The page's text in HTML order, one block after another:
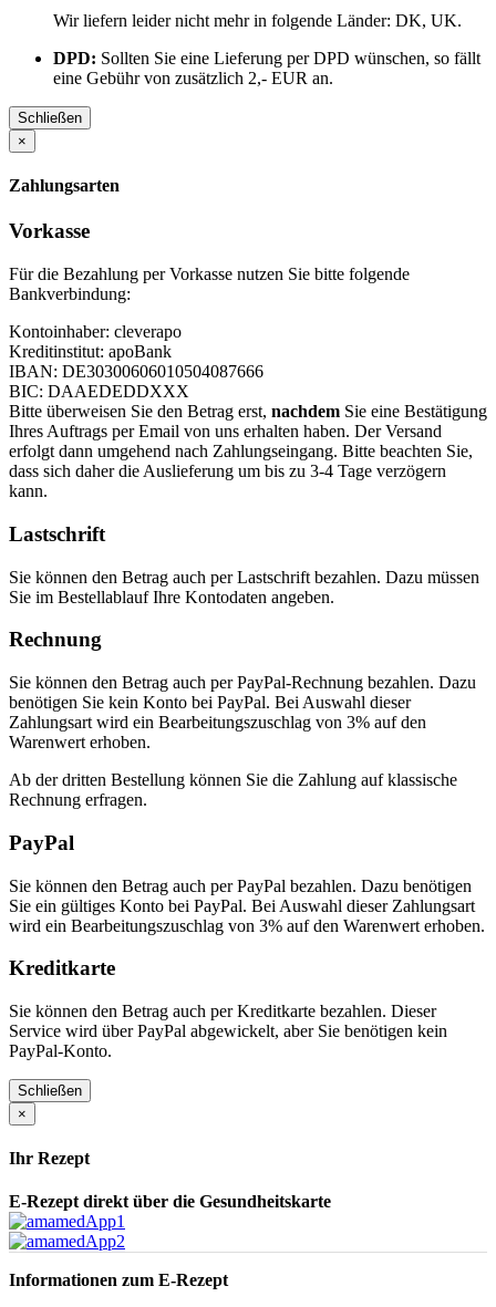
Wir liefern leider nicht mehr in folgende Länder: DK, UK.
DPD: Sollten Sie eine Lieferung per DPD wünschen, so fällt
eine Gebühr von zusätzlich 2,- EUR an.
Schließen
×
Zahlungsarten
Vorkasse
Für die Bezahlung per Vorkasse nutzen Sie bitte folgende
Bankverbindung:
Kontoinhaber: cleverapo
Kreditinstitut: apoBank
IBAN: DE30300606010504087666
BIC: DAAEDEDDXXX
Bitte überweisen Sie den Betrag erst, nachdem Sie eine Bestätigung
Ihres Auftrags per Email von uns erhalten haben. Der Versand
erfolgt dann umgehend nach Zahlungseingang. Bitte beachten Sie,
dass sich daher die Auslieferung um bis zu 3-4 Tage verzögern
kann.
Lastschrift
Sie können den Betrag auch per Lastschrift bezahlen. Dazu müssen
Sie im Bestellablauf Ihre Kontodaten angeben.
Rechnung
Sie können den Betrag auch per PayPal-Rechnung bezahlen. Dazu
benötigen Sie kein Konto bei PayPal. Bei Auswahl dieser
Zahlungsart wird ein Bearbeitungszuschlag von 3% auf den
Warenwert erhoben.
Ab der dritten Bestellung können Sie die Zahlung auf klassische
Rechnung erfragen.
PayPal
Sie können den Betrag auch per PayPal bezahlen. Dazu benötigen
Sie ein gültiges Konto bei PayPal. Bei Auswahl dieser Zahlungsart
wird ein Bearbeitungszuschlag von 3% auf den Warenwert erhoben.
Kreditkarte
Sie können den Betrag auch per Kreditkarte bezahlen. Dieser
Service wird über PayPal abgewickelt, aber Sie benötigen kein
PayPal-Konto.
Schließen
×
Ihr Rezept
E-Rezept direkt über die Gesundheitskarte
Informationen zum E-Rezept